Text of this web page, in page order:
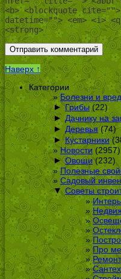
<b> <blockquote
datetime=""> <em> <i>
<strong>
Наверх ↑
Категории
Болезни и
► Грибы(22)
► Дачнику на
► Деревья(74)
► Кустарники
Новости (2957)
► Овощи(232)
Полезные
Садовый
▼ Советы
Про